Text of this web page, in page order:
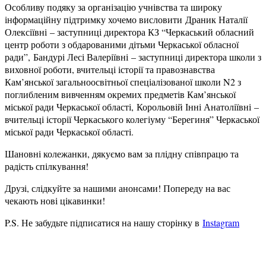
Особливу подяку за організацію учнівства та широку
інформаційну підтримку хочемо висловити Драник Наталії
Олексіївні – заступниці директора КЗ “Черкаський обласний
центр роботи з обдарованими дітьми Черкаської обласної
ради”, Бандурі Лесі Валеріївні – заступниці директора школи з
виховної роботи, вчительці історії та правознавства
Кам’янської загальноосвітньої спеціалізованої школи N2 з
поглибленим вивченням окремих предметів Кам’янської
міської ради Черкаської області, Корольовій Інні Анатоліївні –
вчительці історії Черкаського колегіуму “Берегиня” Черкаської
міської ради Черкаської області.
Шановні колежанки, дякуємо вам за плідну співпрацю та
радість спілкування!
Друзі, слідкуйте за нашими анонсами! Попереду на вас
чекають нові цікавинки!
P.S. Не забудьте підписатися на нашу сторінку в Instagram